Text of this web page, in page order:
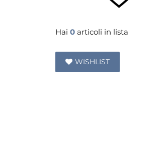
Hai 0 articoli in lista
WISHLIST